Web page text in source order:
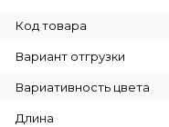
Код товара
Вариант отгрузки
Вариативность цвета
Длина